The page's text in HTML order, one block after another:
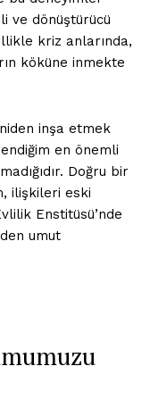
ve dönüştürücü
kriz anlarında,
köküne inmekte
inşa etmek
en önemli
Doğru bir
ilişkileri eski
Enstitüsü’nde
umut